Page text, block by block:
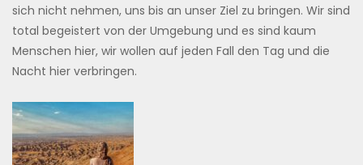
sich nicht nehmen, uns bis an unser Ziel zu bringen. Wir sind
total begeistert von der Umgebung und es sind kaum
Menschen hier, wir wollen auf jeden Fall den Tag und die
Nacht hier verbringen.